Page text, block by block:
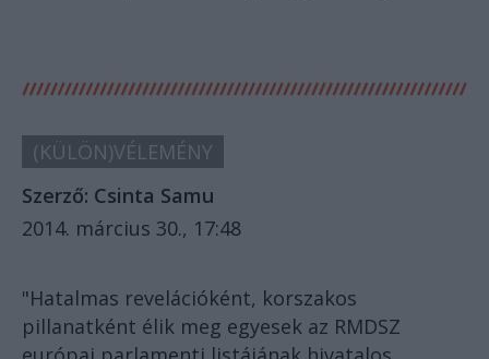
(KÜLÖN)VÉLEMÉNY
Szerző: Csinta Samu
2014. március 30., 17:48
"Hatalmas revelációként, korszakos
pillanatként élik meg egyesek az RMDSZ